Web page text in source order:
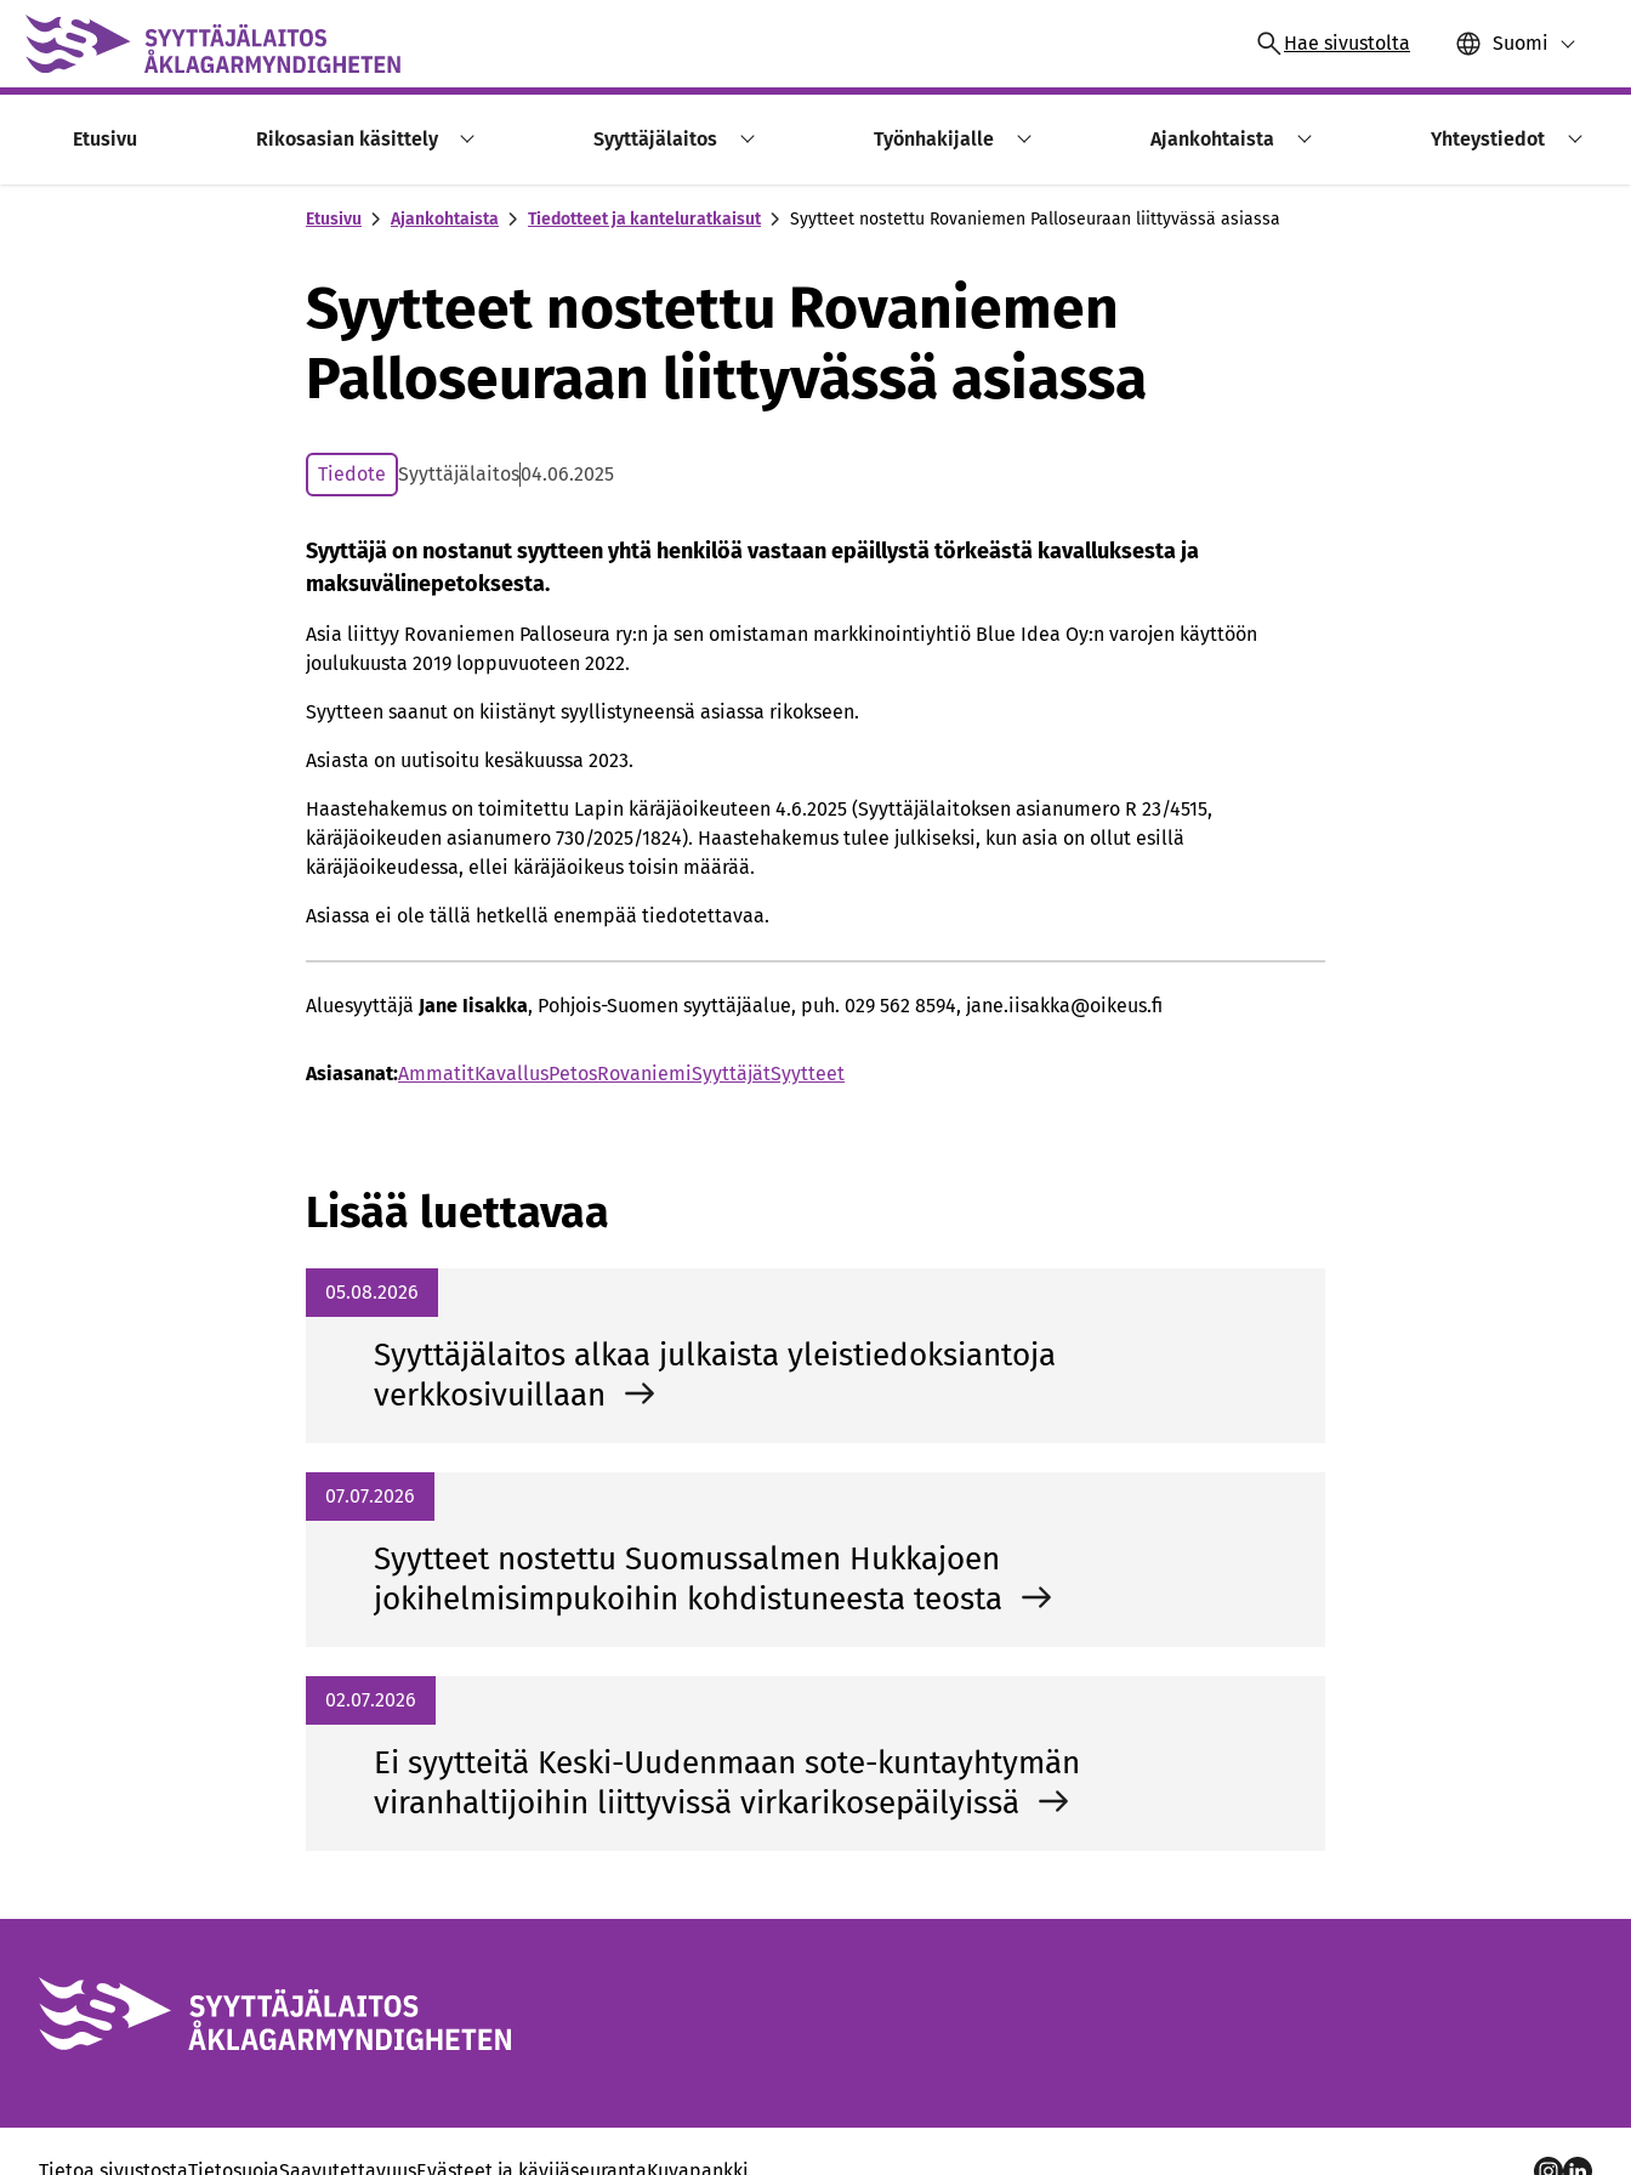
Skip to content -saavutettavuusohje
Hae sivustolta Suomi
Etusivu Rikosasian käsittely Syyttäjälaitos Työnhakijalle Ajankohtaista Yhteystiedot
Etusivu Ajankohtaista Tiedotteet ja kanteluratkaisut Syytteet nostettu Rovaniemen Palloseuraan liittyvässä asiassa
Syytteet nostettu Rovaniemen
Palloseuraan liittyvässä asiassa
Tiedote Syyttäjälaitos04.06.2025
Syyttäjä on nostanut syytteen yhtä henkilöä vastaan epäillystä törkeästä kavalluksesta ja
maksuvälinepetoksesta.
Asia liittyy Rovaniemen Palloseura ry:n ja sen omistaman markkinointiyhtiö Blue Idea Oy:n varojen käyttöön
joulukuusta 2019 loppuvuoteen 2022.
Syytteen saanut on kiistänyt syyllistyneensä asiassa rikokseen.
Asiasta on uutisoitu kesäkuussa 2023.
Haastehakemus on toimitettu Lapin käräjäoikeuteen 4.6.2025 (Syyttäjälaitoksen asianumero R 23/4515,
käräjäoikeuden asianumero 730/2025/1824). Haastehakemus tulee julkiseksi, kun asia on ollut esillä
käräjäoikeudessa, ellei käräjäoikeus toisin määrää.
Asiassa ei ole tällä hetkellä enempää tiedotettavaa.
Aluesyyttäjä Jane Iisakka, Pohjois-Suomen syyttäjäalue, puh. 029 562 8594, jane.iisakka@oikeus.fi
Asiasanat:AmmatitKavallusPetosRovaniemiSyyttäjätSyytteet
Lisää luettavaa
05.08.2026
Syyttäjälaitos alkaa julkaista yleistiedoksiantoja
verkkosivuillaan
07.07.2026
Syytteet nostettu Suomussalmen Hukkajoen
jokihelmisimpukoihin kohdistuneesta teosta
02.07.2026
Ei syytteitä Keski-Uudenmaan sote-kuntayhtymän
viranhaltijoihin liittyvissä virkarikosepäilyissä